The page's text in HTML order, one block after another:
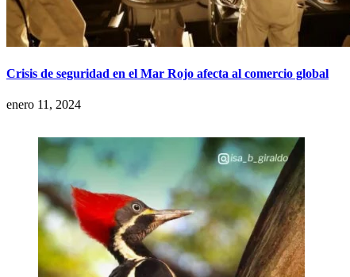
Crisis de seguridad en el Mar Rojo afecta al comercio global
enero 11, 2024